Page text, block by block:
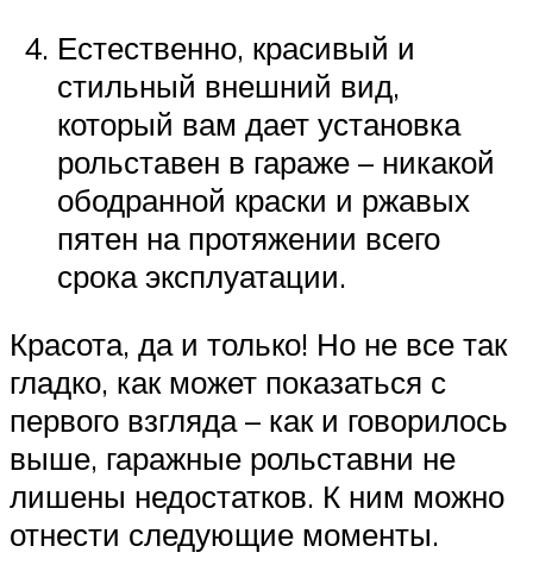
Естественно, красивый и
стильный внешний вид,
который вам дает установка
рольставен в гараже – никакой
ободранной краски и ржавых
пятен на протяжении всего
срока эксплуатации.
Красота, да и только! Но не все так
гладко, как может показаться с
первого взгляда – как и говорилось
выше, гаражные рольставни не
лишены недостатков. К ним можно
отнести следующие моменты.